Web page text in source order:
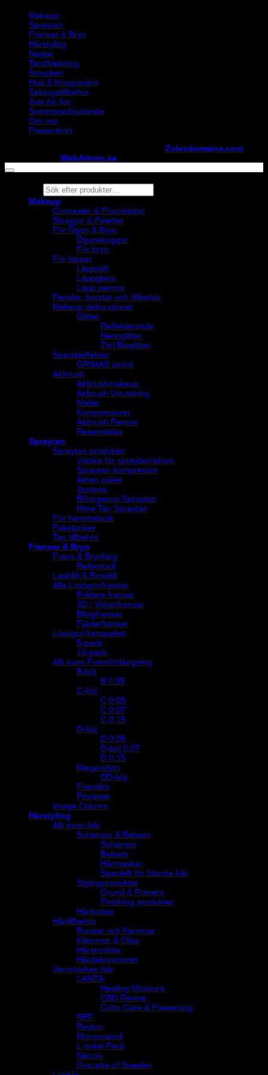
Makeup
Spraytan
Fransar & Bryn
Hårstyling
Naglar
Tandblekning
Smycken
Hud & Kroppsvård
Salongstillbehör
Just for fun
Sommarerbjudande
Om oss
Presentkort
Zolexdomains.com
WebAdmin.se
Products
search
Makeup
Concealer & Foundation
Skuggor & Paletter
För Ögon & Bryn
Ögonskuggor
För bryn
För läppar
Läppstift
Läppglans
Läpp pennor
Penslar, borstar och tillbehör
Makeup dekorationer
Glitter
Reflekterande
Neonglitter
Ztirl Bioglitter
Specialeffekter
GRIMAS smink
Airbrush
Airbrushmakeup
Airbrush Utrustning
Mallar
Kompressorer
Airbrush Pennor
Reservdelar
Spraytan
Spraytan produkter
Vätska för spraytan/airtan
Spraytan kompressor
Airtan paket
Jantana
BGorgeous Spraytan
Mine Tan Spraytan
För hemmabruk
Paketpriser
Tan tillbehör
Fransar & Bryn
Frans & Brynfärg
Reflectocil
Lashlift & Browlift
Alla Lösögonfransar
Enklare fransar
3D / Volymfransar
Blingfransar
Fjäderfransar
Lösögonfranspaket
5-pack
10-pack
Allt inom Fransförlängning
B-böj
B 0.05
C-böj
C 0,05
C 0,07
C 0,15
D-böj
D 0,05
D-böj 0,07
D 0,15
Megavolym
DD-böj
Franslim
Pincetter
Image Column
Hårstyling
Allt inom hår
Schampo & Balsam
Schampo
Balsam
Hårmasker
Speciellt för blonda hår
Stylingprodukter
Grund & Primers
Finishing produkter
Hårbotten
Hårtillbehör
Borstar och Kammar
Klämmor & Clips
Hårsnoddar
Hårdekorationer
Varumärken hår
LANZA
Healing Moisture
CBD Revive
Color Care & Preserving
REF
Revlon
Moroccanoil
L´oréal Paris
Neccin
Grazette of Sweden